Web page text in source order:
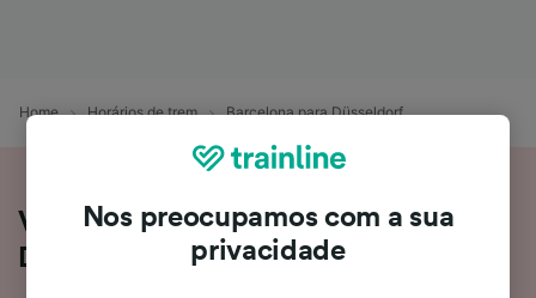
Home Horários de trem Barcelona para Düsseldorf
Viagem de trem de Barcelona para
Düsseldorf
Nos preocupamos com a sua
privacidade